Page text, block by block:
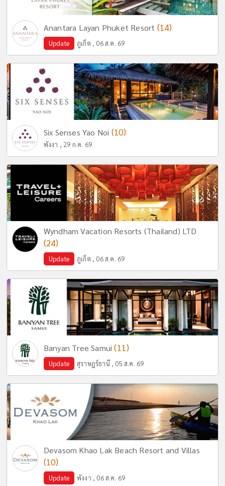
Anantara Layan Phuket Resort (14)
Update ภูเก็ต , 06 ส.ค. 69
Six Senses Yao Noi (10)
พังงา , 29 ก.ค. 69
Wyndham Vacation Resorts (Thailand) LTD
(24)
Update ภูเก็ต , 06 ส.ค. 69
Banyan Tree Samui(11)
Update สุราษฎร์ธานี , 05 ส.ค. 69
Devasom Khao Lak Beach Resort and Villas
(10)
Update พังงา , 06 ส.ค. 69